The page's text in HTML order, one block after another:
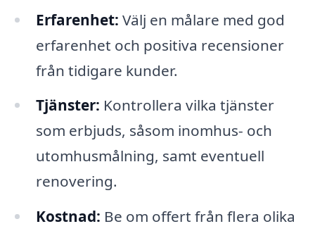
Erfarenhet: Välj en målare med god
erfarenhet och positiva recensioner
från tidigare kunder.
Tjänster: Kontrollera vilka tjänster
som erbjuds, såsom inomhus- och
utomhusmålning, samt eventuell
renovering.
Kostnad: Be om offert från flera olika